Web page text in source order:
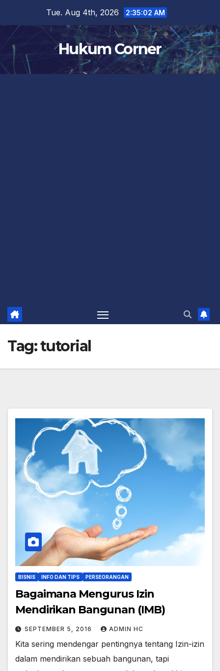
content
Tue. Aug 4th, 2026 2:35:03 AM
Hukum Corner
Tag:tutorial
BISNIS INFO DAN TIPS PERSEORANGAN
Bagaimana Mengurus Izin
Mendirikan Bangunan (IMB)
SEPTEMBER 5, 2016 ADMIN HC
Kita sering mendengar pentingnya tentang Izin-izin
dalam mendirikan sebuah bangunan, tapi